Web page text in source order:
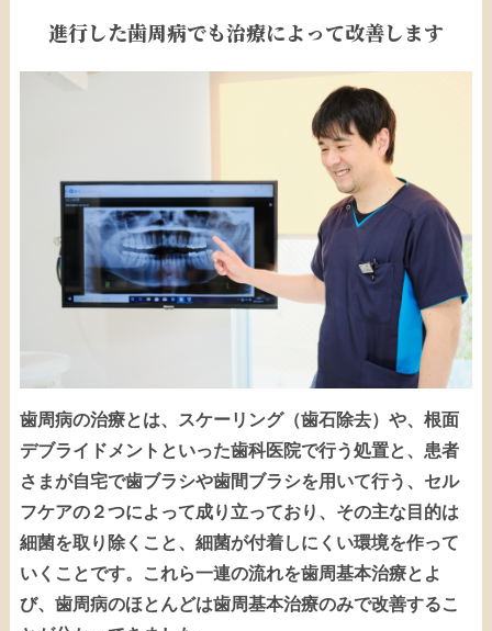
進行した歯周病でも治療によって改善します
歯周病の治療とは、スケーリング（歯石除去）や、根面
デブライドメントといった歯科医院で行う処置と、患者
さまが自宅で歯ブラシや歯間ブラシを用いて行う、セル
フケアの２つによって成り立っており、その主な目的は
細菌を取り除くこと、細菌が付着しにくい環境を作って
いくことです。これら一連の流れを歯周基本治療とよ
び、歯周病のほとんどは歯周基本治療のみで改善するこ